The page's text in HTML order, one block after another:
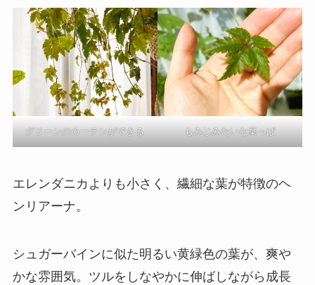
グリーンのカーテンができる もみじみたいな葉っぱ
エレンダニカよりも小さく、繊細な葉が特徴のヘ
ンリアーナ。
シュガーバインに似た明るい黄緑色の葉が、爽や
かな雰囲気。ツルをしなやかに伸ばしながら成長